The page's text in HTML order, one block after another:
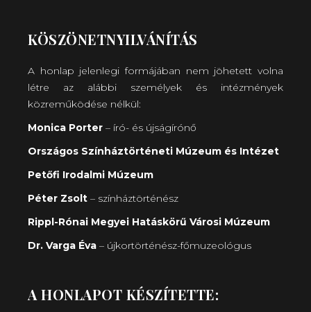
KÖSZÖNETNYILVÁNÍTÁS
A honlap jelenlegi formájában nem jöhetett volna
létre az alábbi személyek és intézmények
közreműködése nélkül:
Monica Porter – író- és újságírónő
Országos Színháztörténeti Múzeum és Intézet
Petőfi Irodalmi Múzeum
Péter Zsolt – színháztörténész
Rippl-Rónai Megyei Hatáskörű Városi Múzeum
Dr. Varga Éva – újkortörténész-főmuzeológus
A HONLAPOT KÉSZÍTETTE: